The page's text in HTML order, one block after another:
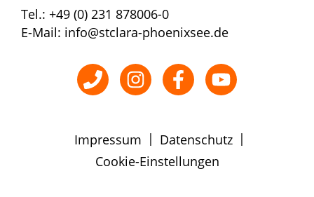
Tel.: +49 (0) 231 878006-0
E-Mail: info@stclara-phoenixsee.de
Impressum | Datenschutz |
Cookie-Einstellungen